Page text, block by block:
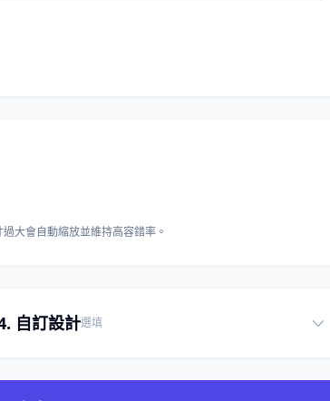
大會自動縮放並維持高容錯率。
自訂設計選填